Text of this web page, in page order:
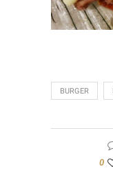
BURGER
0